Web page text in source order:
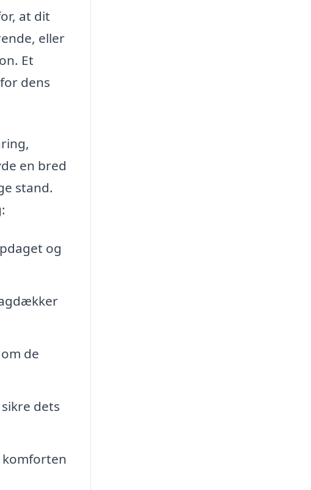
at dit
eller
Et
dens
en bred
stand.
og
de
dets
komforten